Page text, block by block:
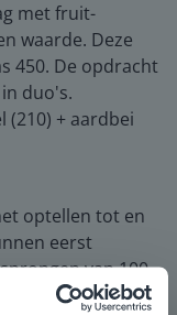
met fruit-
waarde. Deze
450. De opdracht
duo's.
(210) + aardbei
optellen tot en
eerst
van 100.
worden om het